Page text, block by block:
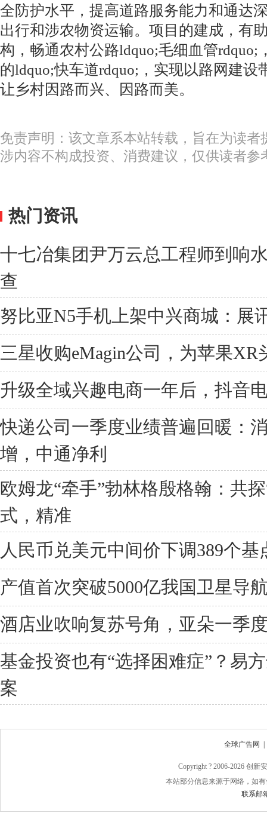
全防护水平，提高道路服务能力和通达
出行和涉农物资运输。项目的建成，有
构，畅通农村公路ldquo;毛细血管rdquo;
的ldquo;快车道rdquo;，实现以路网建设
让乡村因路而兴、因路而美。
免责声明：该文章系本站转载，旨在为读者
涉内容不构成投资、消费建议，仅供读者参
热门资讯
十七冶集团尹万云总工程师到响
查
努比亚N5手机上架中兴商城：展
三星收购eMagin公司，为苹果XR
升级全域兴趣电商一年后，抖音
快递公司一季度业绩普遍回暖：
增，中通净利
欧姆龙“牵手”勃林格殷格翰：共
式，精准
人民币兑美元中间价下调389个基
产值首次突破5000亿我国卫星导
酒店业吹响复苏号角，亚朵一季
基金投资也有“选择困难症”？易
案
全球广告网
Copyright ? 2006-2026 创新
本站部分信息来源于网络，如
联系邮